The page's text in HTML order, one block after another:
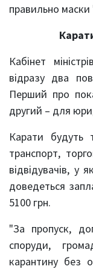
правильно
Кабінет
відразу два
Перший про
другий – для
Карати будуть
транспорт,
відвідувачів, у
доведеться
5100 грн.
"За пропуск,
споруди,
карантину без